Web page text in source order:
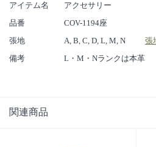
アイテム名
アクセサリー
品番
COV-1194座
張地
A, B, C, D, L, M, N
張
備考
L・M・Nランクは本革
関連商品